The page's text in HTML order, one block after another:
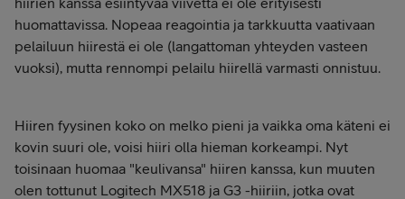
huomattavissa. Nopeaa reagointia ja tarkkuutta vaativaan
pelailuun hiirestä ei ole (langattoman yhteyden vasteen
vuoksi), mutta rennompi pelailu hiirellä varmasti onnistuu.
Hiiren fyysinen koko on melko pieni ja vaikka oma käteni ei
kovin suuri ole, voisi hiiri olla hieman korkeampi. Nyt
toisinaan huomaa "keulivansa" hiiren kanssa, kun muuten
olen tottunut Logitech MX518 ja G3 -hiiriin, jotka ovat